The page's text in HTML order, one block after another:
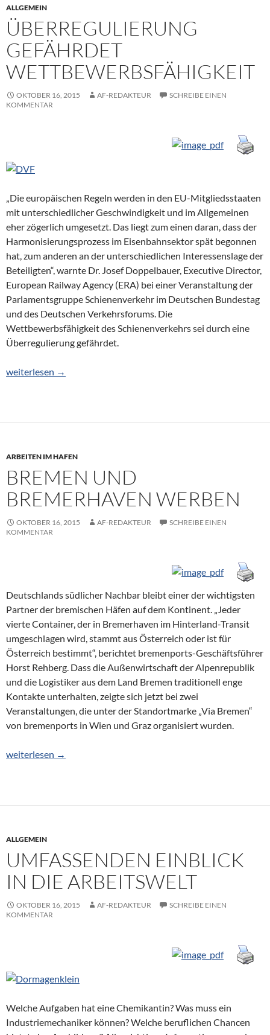
ALLGEMEIN
ÜBERREGULIERUNG
GEFÄHRDET
WETTBEWERBSFÄHIGKEIT
OKTOBER 16, 2015 AF-REDAKTEUR
SCHREIBE EINEN
KOMMENTAR
„Die europäischen Regeln werden in den EU-Mitgliedsstaaten
mit unterschiedlicher Geschwindigkeit und im Allgemeinen
eher zögerlich umgesetzt. Das liegt zum einen daran, dass der
Harmonisierungsprozess im Eisenbahnsektor spät begonnen
hat, zum anderen an der unterschiedlichen Interessenslage der
Beteiligten“, warnte Dr. Josef Doppelbauer, Executive Director,
European Railway Agency (ERA) bei einer Veranstaltung der
Parlamentsgruppe Schienenverkehr im Deutschen Bundestag
und des Deutschen Verkehrsforums. Die
Wettbewerbsfähigkeit des Schienenverkehrs sei durch eine
Überregulierung gefährdet.
Überregulierung gefährdet Wettbewerbsfähigkeit
weiterlesen →
ARBEITEN IM HAFEN
BREMEN UND
BREMERHAVEN WERBEN
OKTOBER 16, 2015 AF-REDAKTEUR
SCHREIBE EINEN
KOMMENTAR
Deutschlands südlicher Nachbar bleibt einer der wichtigsten
Partner der bremischen Häfen auf dem Kontinent. „Jeder
vierte Container, der in Bremerhaven im Hinterland-Transit
umgeschlagen wird, stammt aus Österreich oder ist für
Österreich bestimmt“, berichtet bremenports-Geschäftsführer
Horst Rehberg. Dass die Außenwirtschaft der Alpenrepublik
und die Logistiker aus dem Land Bremen traditionell enge
Kontakte unterhalten, zeigte sich jetzt bei zwei
Veranstaltungen, die unter der Standortmarke „Via Bremen“
von bremenports in Wien und Graz organisiert wurden.
Bremen und Bremerhaven werben
weiterlesen →
ALLGEMEIN
UMFASSENDEN EINBLICK
IN DIE ARBEITSWELT
OKTOBER 16, 2015 AF-REDAKTEUR
SCHREIBE EINEN
KOMMENTAR
Welche Aufgaben hat eine Chemikantin? Was muss ein
Industriemechaniker können? Welche beruflichen Chancen